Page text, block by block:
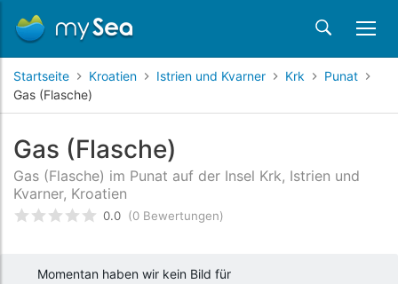
Startseite Kroatien Istrien und Kvarner Krk
Punat
Gas (Flasche)
Gas (Flasche)
Gas (Flasche) im Punat auf der Insel Krk, Istrien und
Kvarner, Kroatien
bewertet0 /5 beyogen auf
0.0 (0 Bewertungen)
Momentan haben wir kein Bild für